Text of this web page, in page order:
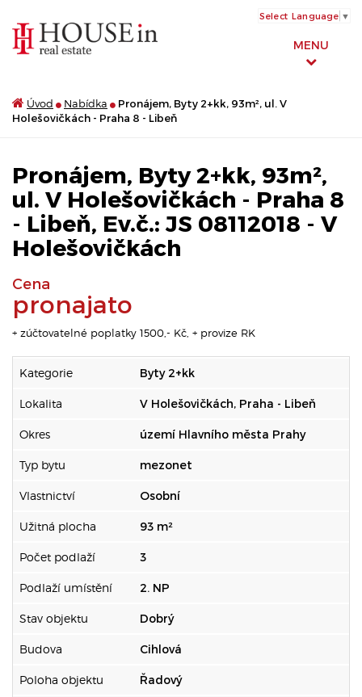
MENU
Select Language ▼
Úvod Nabídka
Pronájem, Byty 2+kk, 93m², ul. V
Holešovičkách - Praha 8 - Libeň
Pronájem, Byty 2+kk, 93m²,
ul. V Holešovičkách - Praha 8
- Libeň, Ev.č.: JS 08112018 - V
Holešovičkách
Cena
pronajato
+ zúčtovatelné poplatky 1500,- Kč, + provize RK
Kategorie Byty 2+kk
Lokalita V Holešovičkách, Praha - Libeň
Okres území Hlavního města Prahy
Typ bytu mezonet
Vlastnictví Osobní
Užitná plocha 93 m²
Počet podlaží 3
Podlaží umístění 2. NP
Stav objektu Dobrý
Budova Cihlová
Poloha objektu Řadový